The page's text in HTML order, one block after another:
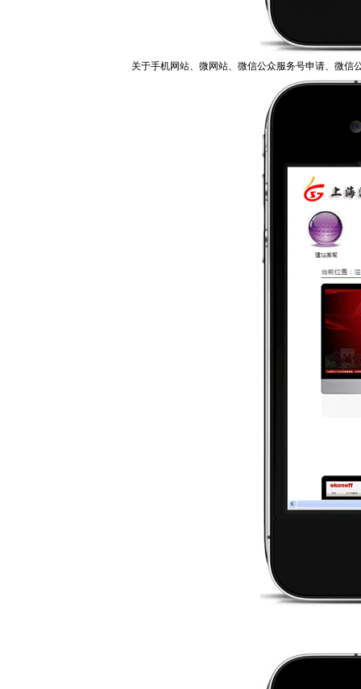
关于手机网站、微网站、微信公众服务号申请、微